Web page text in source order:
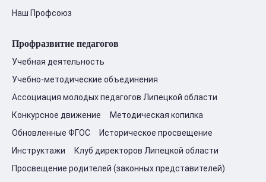
Наш Профсоюз
Профразвитие педагогов
Учебная деятельность
Учебно-методические объединения
Ассоциация молодых педагогов Липецкой области
Конкурсное движение
Методическая копилка
Обновленные ФГОС
Историческое просвещение
Инструктажи
Клуб директоров Липецкой области
Просвещение родителей (законных представителей)